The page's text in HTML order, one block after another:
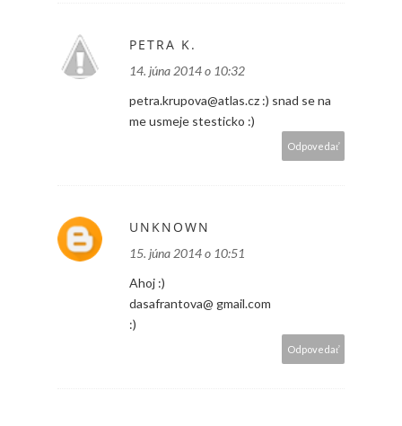
PETRA K.
14. júna 2014 o 10:32
petra.krupova@atlas.cz :) snad se na
me usmeje stesticko :)
Odpovedať
UNKNOWN
15. júna 2014 o 10:51
Ahoj :)
dasafrantova@ gmail.com
:)
Odpovedať